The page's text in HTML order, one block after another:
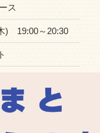
ス
) 19:00～20:30